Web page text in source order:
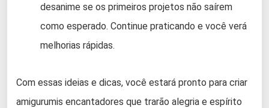
desanime se os primeiros projetos não saírem
como esperado. Continue praticando e você verá
melhorias rápidas.
Com essas ideias e dicas, você estará pronto para criar
amigurumis encantadores que trarão alegria e espírito